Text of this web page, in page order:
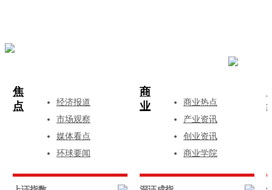
焦
点
经济报道
市场观察
媒体看点
环球要闻
商
业
商业热点
产业资讯
创业资讯
商业学院